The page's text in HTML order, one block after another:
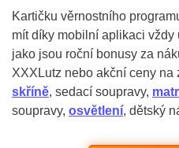
Kartičku věrnostního
mít díky mobilní aplikaci
jako jsou roční bonusy za
XXXLutz nebo akční ceny
skříně, sedací soupravy,
soupravy, osvětlení, dětský